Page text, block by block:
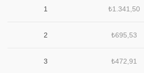
1 ₺1.341,50
2 ₺695,53
3 ₺472,91